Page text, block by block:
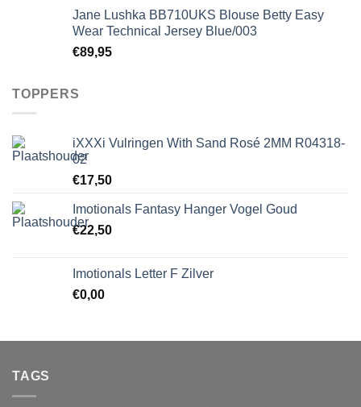
Jane Lushka BB710UKS Blouse Betty Easy
Wear Technical Jersey Blue/003
€89,95
TOPPERS
iXXXi Vulringen With Sand Rosé 2MM R04318-
02
€17,50
Imotionals Fantasy Hanger Vogel Goud
€22,50
Imotionals Letter F Zilver
€0,00
TAGS